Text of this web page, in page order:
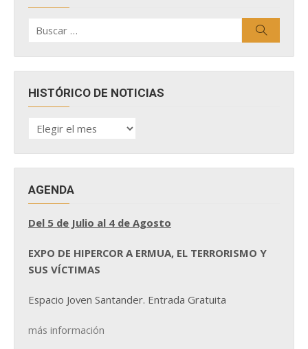
por:
HISTÓRICO DE NOTICIAS
HISTÓRICO
DE
AGENDA
Del 5 de Julio al 4 de Agosto
EXPO DE HIPERCOR A ERMUA, EL TERRORISMO Y
SUS VÍCTIMAS
Espacio Joven Santander. Entrada Gratuita
más información